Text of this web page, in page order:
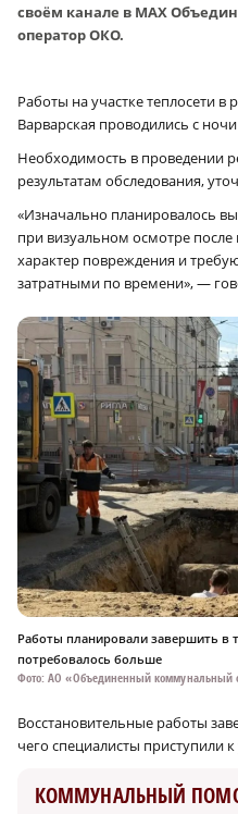
своём канале в МАХ
оператор ОКО.
Работы на участке теплосети в
Варварская проводились с
Необходимость в проведении
результатам обследования,
«Изначально планировалось
при визуальном осмотре
характер повреждения и
затратными по времени», —
Работы планировали завершить в
потребовалось больше
Фото: АО «Объединенный коммунальный
Восстановительные работы
чего специалисты приступили к
КОММУНАЛЬНЫЙ